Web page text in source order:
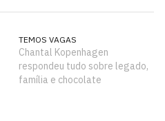
TEMOS VAGAS
Chantal Kopenhagen
respondeu tudo sobre legado,
família e chocolate